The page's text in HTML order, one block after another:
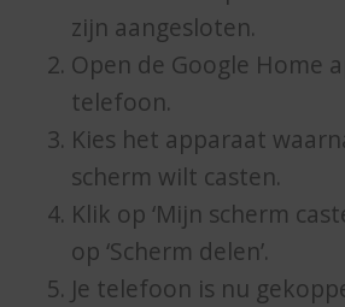
zijn aangesloten.
Open de Google Home
telefoon.
Kies het apparaat
scherm wilt casten.
Klik op ‘Mijn scherm
op ‘Scherm delen’.
Je telefoon is nu